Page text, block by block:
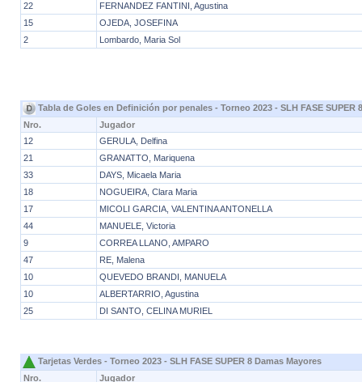
22
FERNANDEZ FANTINI, Agustina
15
OJEDA, JOSEFINA
2
Lombardo, Maria Sol
Tabla de Goles en Definición por penales - Torneo 2023 - SLH FASE SUPER
Nro.
Jugador
12
GERULA, Delfina
21
GRANATTO, Mariquena
33
DAYS, Micaela Maria
18
NOGUEIRA, Clara Maria
17
MICOLI GARCIA, VALENTINA ANTONELLA
44
MANUELE, Victoria
9
CORREA LLANO, AMPARO
47
RE, Malena
10
QUEVEDO BRANDI, MANUELA
10
ALBERTARRIO, Agustina
25
DI SANTO, CELINA MURIEL
Tarjetas Verdes - Torneo 2023 - SLH FASE SUPER 8 Damas Mayores
Nro.
Jugador